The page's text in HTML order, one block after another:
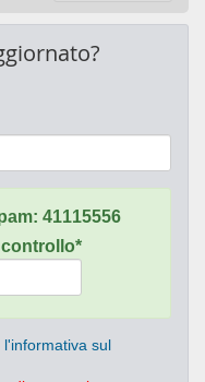
41115556
sul